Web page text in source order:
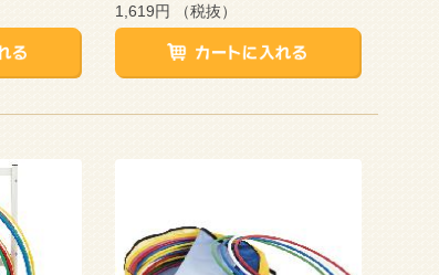
1,619円
（税抜）